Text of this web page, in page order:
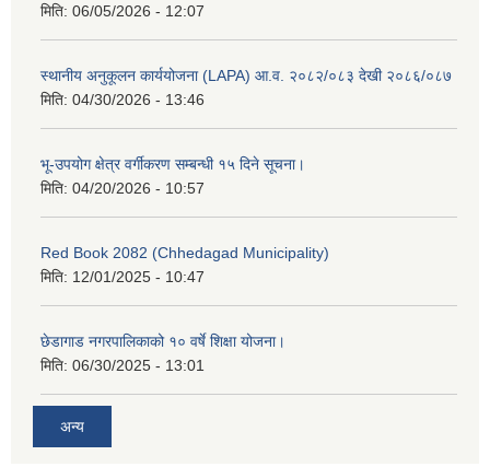
मिति: 06/05/2026 - 12:07
स्थानीय अनुकूलन कार्ययोजना (LAPA) आ.व. २०८२/०८३ देखी २०८६/०८७
मिति: 04/30/2026 - 13:46
भू-उपयोग क्षेत्र वर्गीकरण सम्बन्धी १५ दिने सूचना।
मिति: 04/20/2026 - 10:57
Red Book 2082 (Chhedagad Municipality)
मिति: 12/01/2025 - 10:47
छेडागाड नगरपालिकाको १० वर्षे शिक्षा योजना।
मिति: 06/30/2025 - 13:01
अन्य